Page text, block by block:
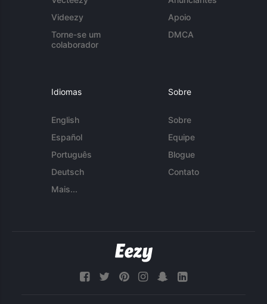
Videezy
Torne-se um
colaborador
Apoio
DMCA
Idiomas
English
Español
Português
Deutsch
Mais...
Sobre
Sobre
Equipe
Blogue
Contato